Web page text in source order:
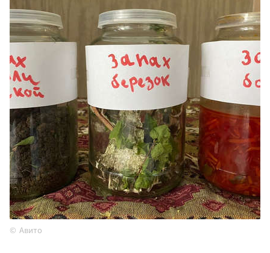
Авито